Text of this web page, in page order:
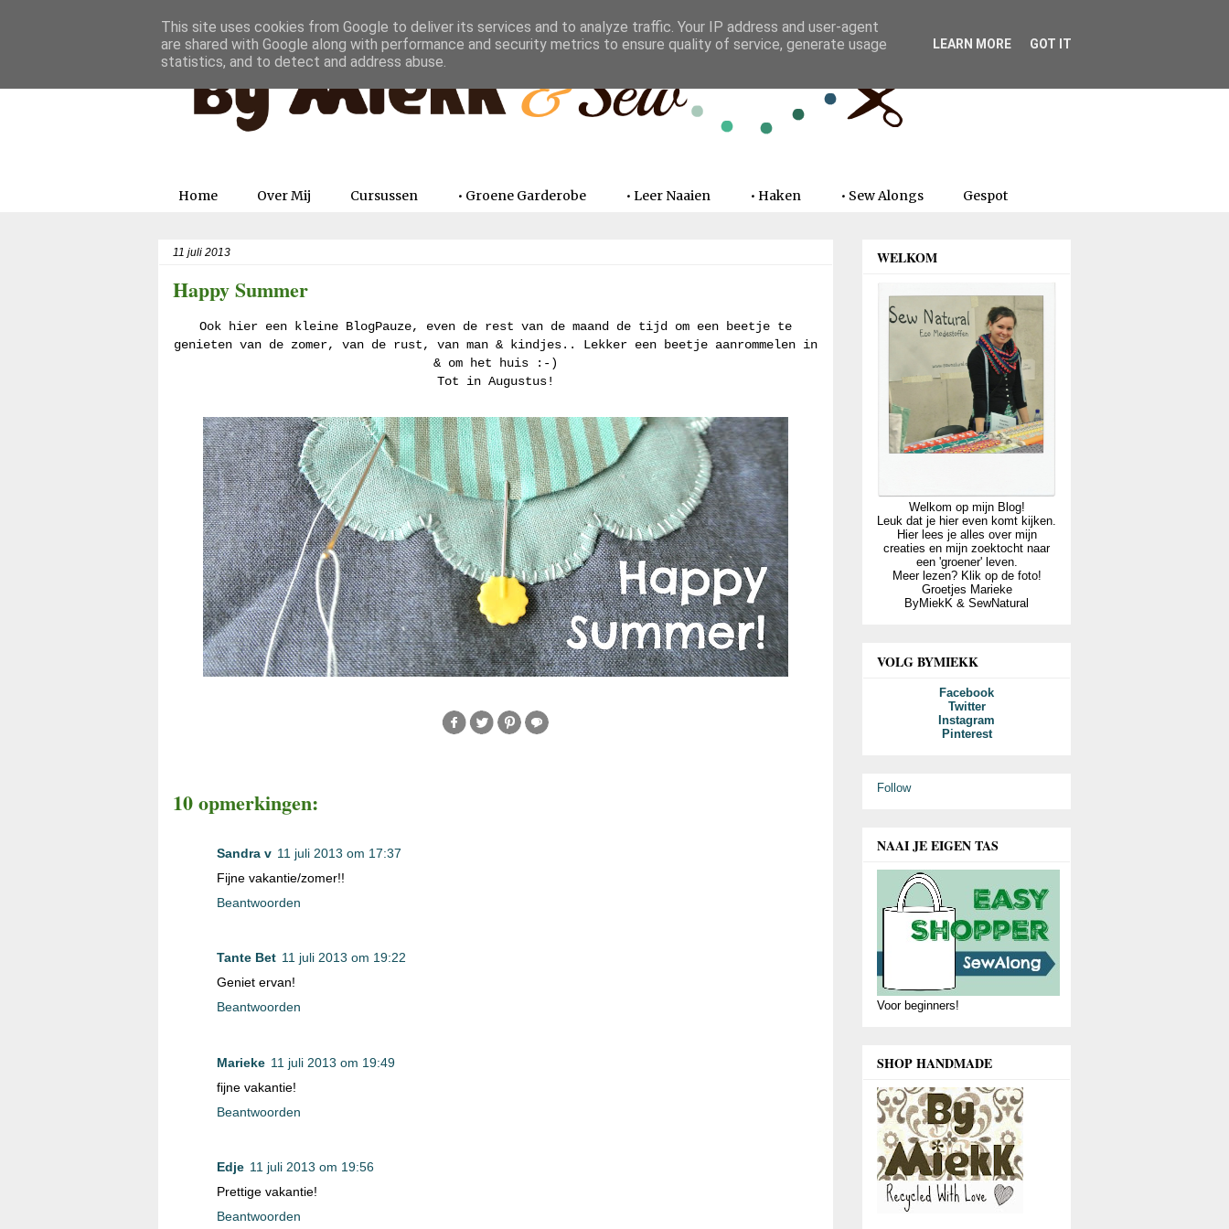
Home Over Mij Cursussen • Groene Garderobe • Leer Naaien • Haken • Sew Alongs Gespot
11 juli 2013
Happy Summer
Ook hier een kleine BlogPauze, even de rest van de maand de tijd om een beetje te
genieten van de zomer, van de rust, van man & kindjes.. Lekker een beetje aanrommelen in
& om het huis :-)
Tot in Augustus!
10 opmerkingen:
Sandra v 11 juli 2013 om 17:37
Fijne vakantie/zomer!!
Beantwoorden
Tante Bet 11 juli 2013 om 19:22
Geniet ervan!
Beantwoorden
Marieke 11 juli 2013 om 19:49
fijne vakantie!
Beantwoorden
Edje 11 juli 2013 om 19:56
Prettige vakantie!
Beantwoorden
WELKOM
Welkom op mijn Blog!
Leuk dat je hier even komt kijken.
Hier lees je alles over mijn
creaties en mijn zoektocht naar
een 'groener' leven.
Meer lezen? Klik op de foto!
Groetjes Marieke
ByMiekK & SewNatural
VOLG BYMIEKK
Facebook
Twitter
Instagram
Pinterest
Follow
NAAI JE EIGEN TAS
Voor beginners!
SHOP HANDMADE
This site uses cookies from Google to deliver its services and to analyze traffic. Your IP address and user-agent
are shared with Google along with performance and security metrics to ensure quality of service, generate usage
statistics, and to detect and address abuse.
LEARN MORE GOT IT